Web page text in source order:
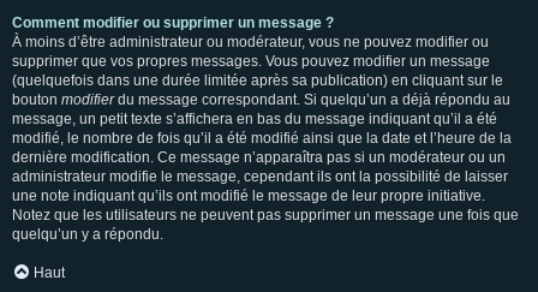
Comment modifier ou supprimer un message ?
À moins d’être administrateur ou modérateur, vous ne pouvez modifier ou
supprimer que vos propres messages. Vous pouvez modifier un message
(quelquefois dans une durée limitée après sa publication) en cliquant sur le
bouton modifierdu message correspondant. Si quelqu’un a déjà répondu au
message, un petit texte s’affichera en bas du message indiquant qu’il a été
modifié, le nombre de fois qu’il a été modifié ainsi que la date et l’heure de la
dernière modification. Ce message n’apparaîtra pas si un modérateur ou un
administrateur modifie le message, cependant ils ont la possibilité de laisser
une note indiquant qu’ils ont modifié le message de leur propre initiative.
Notez que les utilisateurs ne peuvent pas supprimer un message une fois que
quelqu’un y a répondu.
Haut